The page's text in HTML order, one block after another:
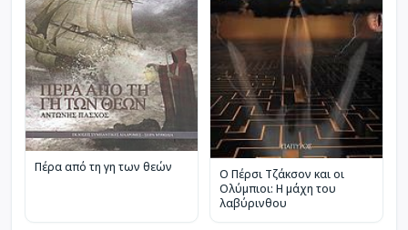
Πέρα από τη γη των θεών
Ο Πέρσι Τζάκσον και οι
Ολύμπιοι: Η μάχη του
λαβύρινθου